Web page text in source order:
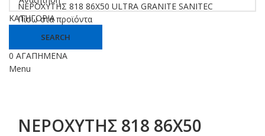
ΚΑΤΗΓΟΡΙΑ
SEARCH
0 ΑΓΑΠΗΜΕΝΑ
Menu
ΝΕΡΟΧΥΤΗΣ 818 86Χ50 ULTRA GRANITE SANITEC
Πίσω στα προϊόντα
ΝΕΡΟΧΥΤΗΣ 818 86Χ50